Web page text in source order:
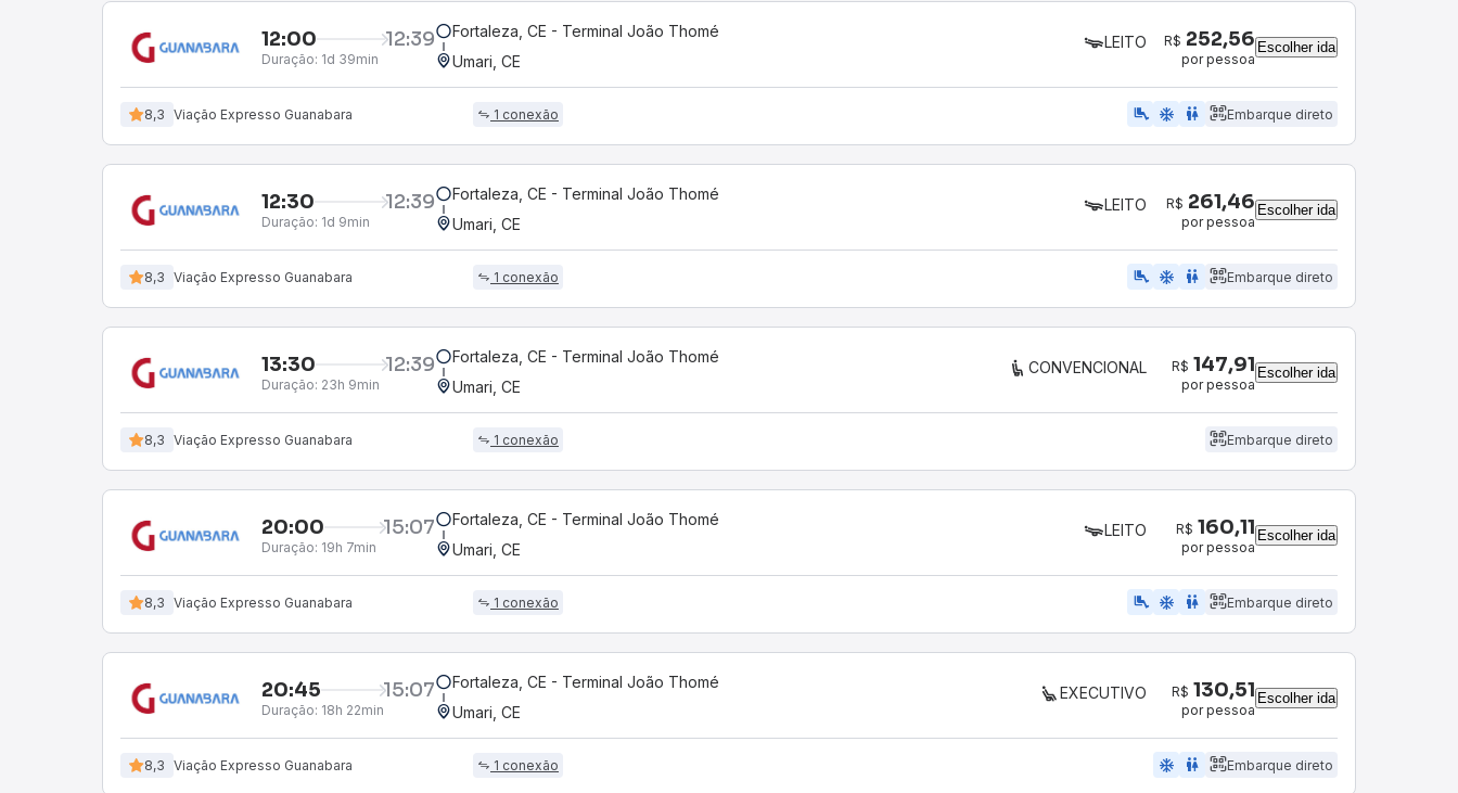
12:00 12:39
Duração: 1d 39min
Fortaleza, CE - Terminal João Thomé
Umari, CE
LEITO R$ 252,56
por pessoa
Escolher ida
8,3 Viação Expresso Guanabara 1 conexão airline_seat_legroom_extra ac_unit wc Embarque direto
12:30 12:39
Duração: 1d 9min
Fortaleza, CE - Terminal João Thomé
Umari, CE
LEITO R$ 261,46
por pessoa
Escolher ida
8,3 Viação Expresso Guanabara 1 conexão airline_seat_legroom_extra ac_unit wc Embarque direto
13:30 12:39
Duração: 23h 9min
Fortaleza, CE - Terminal João Thomé
Umari, CE
CONVENCIONAL R$ 147,91
por pessoa
Escolher ida
8,3 Viação Expresso Guanabara 1 conexão Embarque direto
20:00 15:07
Duração: 19h 7min
Fortaleza, CE - Terminal João Thomé
Umari, CE
LEITO R$ 160,11
por pessoa
Escolher ida
8,3 Viação Expresso Guanabara 1 conexão airline_seat_legroom_extra ac_unit wc Embarque direto
20:45 15:07
Duração: 18h 22min
Fortaleza, CE - Terminal João Thomé
Umari, CE
EXECUTIVO R$ 130,51
por pessoa
Escolher ida
8,3 Viação Expresso Guanabara 1 conexão ac_unit wc Embarque direto